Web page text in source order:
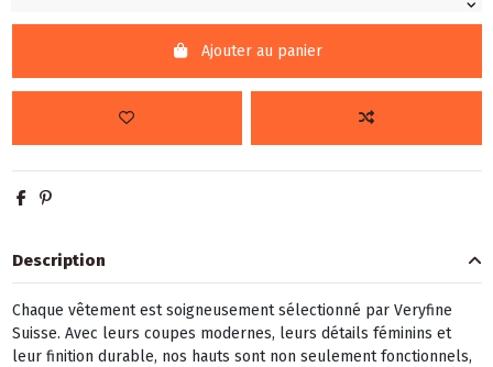
Ajouter au panier
Description
Chaque vêtement est soigneusement sélectionné par Veryfine
Suisse. Avec leurs coupes modernes, leurs détails féminins et
leur finition durable, nos hauts sont non seulement fonctionnels,